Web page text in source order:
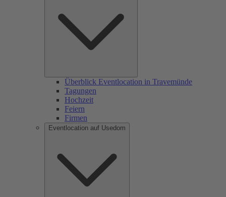
Überblick Eventlocation in Travemünde
Tagungen
Hochzeit
Feiern
Firmen
Eventlocation auf Usedom